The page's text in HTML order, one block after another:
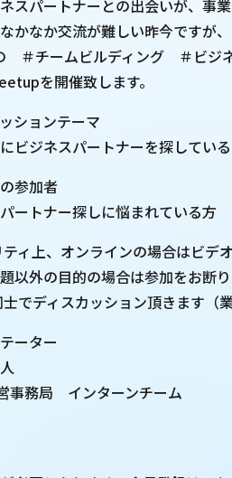
スパートナーとの出会いが、事
かなか交流が難しい昨今ですが
＃チームビルディング ＃ビジ
を開催致します。
ションテーマ
ビジネスパートナーを探してい
参加者
ートナー探しに悩まれている方
ィ上、オンラインの場合はビデ
以外の目的の場合は参加をお断り
でディスカッション頂きます（
ーター
事務局 インターンチーム